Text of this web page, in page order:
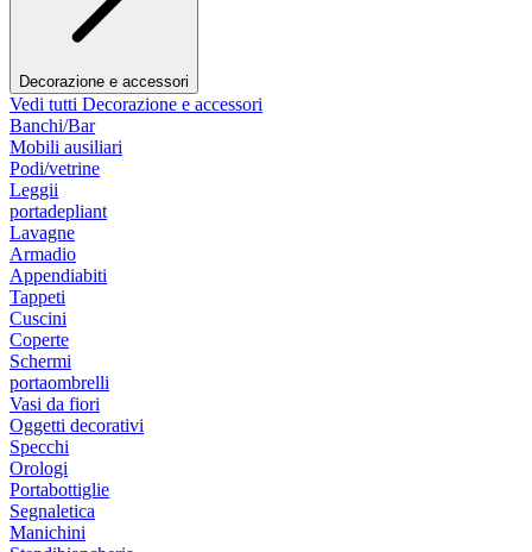
Decorazione e accessori
Vedi tutti Decorazione e accessori
Banchi/Bar
Mobili ausiliari
Podi/vetrine
Leggii
portadepliant
Lavagne
Armadio
Appendiabiti
Tappeti
Cuscini
Coperte
Schermi
portaombrelli
Vasi da fiori
Oggetti decorativi
Specchi
Orologi
Portabottiglie
Segnaletica
Manichini